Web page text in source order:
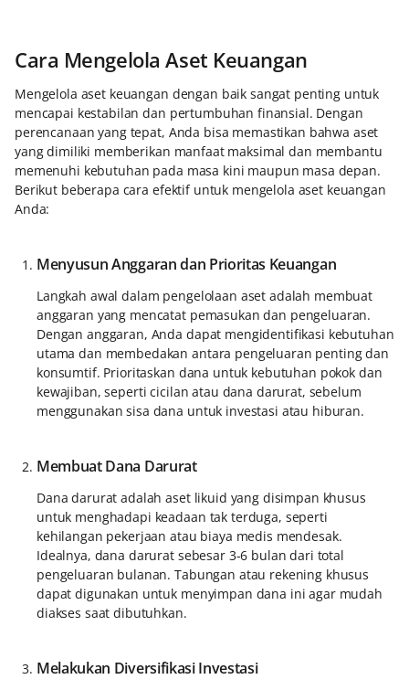
Cara Mengelola Aset Keuangan
Mengelola aset keuangan dengan baik sangat penting untuk
mencapai kestabilan dan pertumbuhan finansial. Dengan
perencanaan yang tepat, Anda bisa memastikan bahwa aset
yang dimiliki memberikan manfaat maksimal dan membantu
memenuhi kebutuhan pada masa kini maupun masa depan.
Berikut beberapa cara efektif untuk mengelola aset keuangan
Anda:
Menyusun Anggaran dan Prioritas Keuangan
Langkah awal dalam pengelolaan aset adalah membuat
anggaran yang mencatat pemasukan dan pengeluaran.
Dengan anggaran, Anda dapat mengidentifikasi kebutuhan
utama dan membedakan antara pengeluaran penting dan
konsumtif. Prioritaskan dana untuk kebutuhan pokok dan
kewajiban, seperti cicilan atau dana darurat, sebelum
menggunakan sisa dana untuk investasi atau hiburan.
Membuat Dana Darurat
Dana darurat adalah aset likuid yang disimpan khusus
untuk menghadapi keadaan tak terduga, seperti
kehilangan pekerjaan atau biaya medis mendesak.
Idealnya, dana darurat sebesar 3-6 bulan dari total
pengeluaran bulanan. Tabungan atau rekening khusus
dapat digunakan untuk menyimpan dana ini agar mudah
diakses saat dibutuhkan.
Melakukan Diversifikasi Investasi